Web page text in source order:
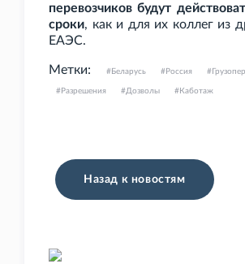
перевозчиков будут
сроки, как и для их коллег из
ЕАЭС.
Метки: Беларусь Россия
Разрешения Дозволы Каботаж
Назад к новостям